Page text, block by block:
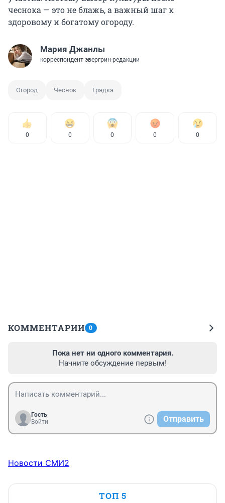
чеснока — это не блажь, а важный шаг к
здоровому и богатому огороду.
Мария Джанлы
корреспондент эвергрин-редакции
Огород Чеснок Грядка
0 0 0 0 0
КОММЕНТАРИИ 0
Пока нет ни одного комментария.
Начните обсуждение первым!
Гость
Войти
Отправить
Новости СМИ2
ТОП 5